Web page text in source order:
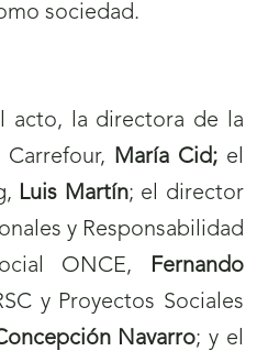
sociedad.
acto, la directora de la
María Cid; el
Luis Martín; el director
y Responsabilidad
ONCE,
Fernando
y Proyectos Sociales
Navarro; y el